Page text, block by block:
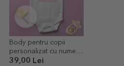
Body pentru copii
personalizat cu nume -
Curcubeu
39,00 Lei